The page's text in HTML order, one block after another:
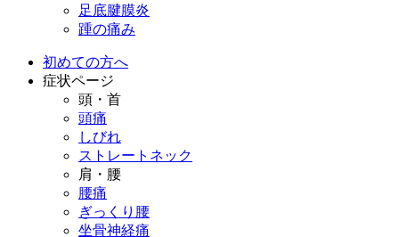
足底腱膜炎
踵の痛み
初めての方へ
症状ページ
頭・首
頭痛
しびれ
ストレートネック
肩・腰
腰痛
ぎっくり腰
坐骨神経痛